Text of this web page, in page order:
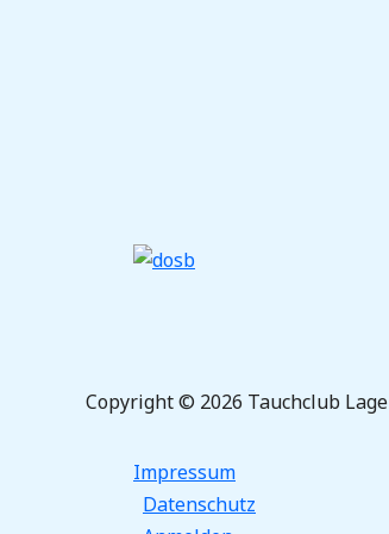
Copyright © 2026 Tauchclub Lage
Impressum
Datenschutz